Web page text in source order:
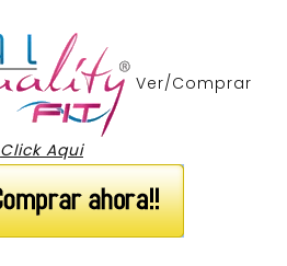
Ver/Comprar
Click Aqui